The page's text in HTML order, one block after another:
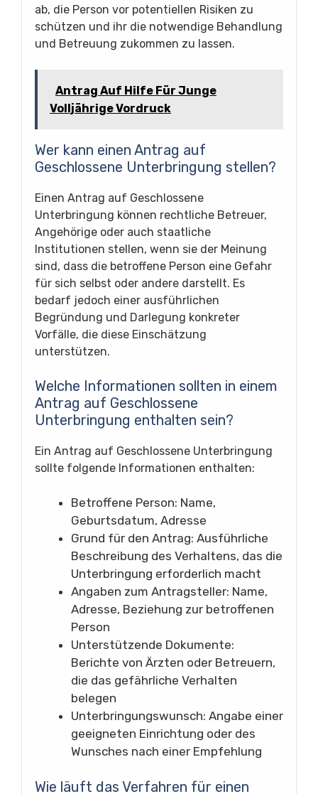
ab, die Person vor potentiellen Risiken zu
schützen und ihr die notwendige Behandlung
und Betreuung zukommen zu lassen.
Antrag Auf Hilfe Für Junge
Volljährige Vordruck
Wer kann einen Antrag auf
Geschlossene Unterbringung stellen?
Einen Antrag auf Geschlossene
Unterbringung können rechtliche Betreuer,
Angehörige oder auch staatliche
Institutionen stellen, wenn sie der Meinung
sind, dass die betroffene Person eine Gefahr
für sich selbst oder andere darstellt. Es
bedarf jedoch einer ausführlichen
Begründung und Darlegung konkreter
Vorfälle, die diese Einschätzung
unterstützen.
Welche Informationen sollten in einem
Antrag auf Geschlossene
Unterbringung enthalten sein?
Ein Antrag auf Geschlossene Unterbringung
sollte folgende Informationen enthalten:
Betroffene Person: Name,
Geburtsdatum, Adresse
Grund für den Antrag: Ausführliche
Beschreibung des Verhaltens, das die
Unterbringung erforderlich macht
Angaben zum Antragsteller: Name,
Adresse, Beziehung zur betroffenen
Person
Unterstützende Dokumente:
Berichte von Ärzten oder Betreuern,
die das gefährliche Verhalten
belegen
Unterbringungswunsch: Angabe einer
geeigneten Einrichtung oder des
Wunsches nach einer Empfehlung
Wie läuft das Verfahren für einen